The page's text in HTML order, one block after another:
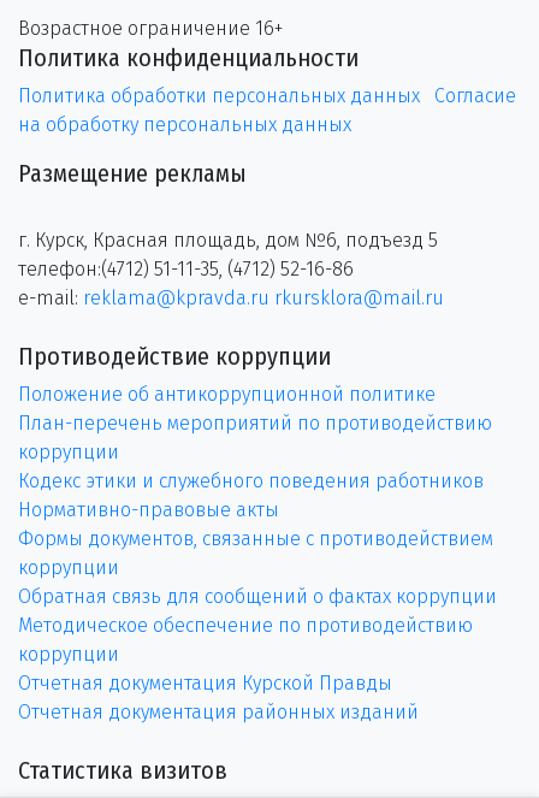
Возрастное ограничение 16+
Политика конфиденциальности
Политика обработки персональных данных
Согласие
на обработку персональных данных
Размещение рекламы
г. Курск, Красная площадь, дом №6, подъезд 5
телефон:(4712) 51-11-35, (4712) 52-16-86
e-mail: reklama@kpravda.ru rkursklora@mail.ru
Противодействие коррупции
Положение об антикоррупционной политике
План-перечень мероприятий по противодействию
коррупции
Кодекс этики и служебного поведения работников
Нормативно-правовые акты
Формы документов, связанные с противодействием
коррупции
Обратная связь для сообщений о фактах коррупции
Методическое обеспечение по противодействию
коррупции
Отчетная документация Курской Правды
Отчетная документация районных изданий
Статистика визитов